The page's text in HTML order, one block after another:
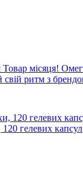
Товар місяця!
120 гелевих капсул